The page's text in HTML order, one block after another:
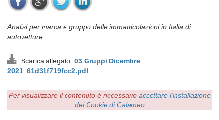
Analisi per marca e gruppo delle immatricolazioni in Italia di
autovetture.
Scarica allegato: 03 Gruppi Dicembre
2021_61d31f719fcc2.pdf
Per visualizzare il contenuto è necessario accettare l'installazione
dei Cookie di Calameo